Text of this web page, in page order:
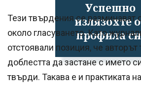
Успешно
излязохте
профила
Тези твърдения се разминават
около гласуването. Като
отстоявали позиция, че
доблестта да застане с името
твърди. Такава е и практиката